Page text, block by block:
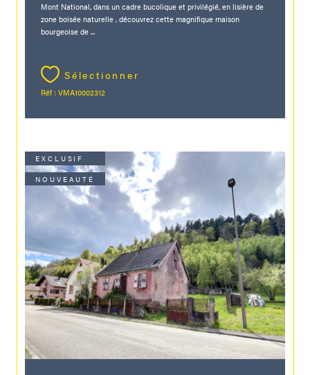
Mont National, dans un cadre bucolique et privilégié, en lisière de
zone boisée naturelle , découvrez cette magnifique maison
bourgeoise de ...
Sélectionner
Réf : VMA10002312
EXCLUSIF
NOUVEAUTÉ